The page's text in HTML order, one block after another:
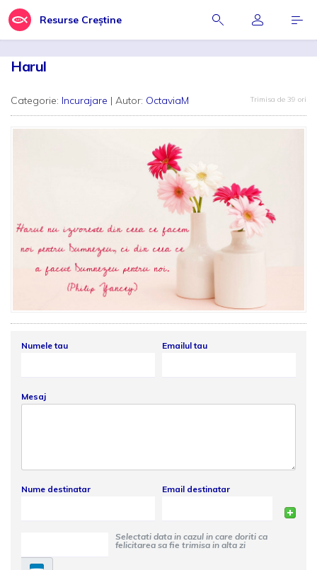
Resurse Creștine
Harul
Categorie: Incurajare | Autor: OctaviaM Trimisa de 39 ori
Numele tau Emailul tau
Mesaj
Nume destinatar Email destinatar
Selectati data in cazul in care doriti ca
felicitarea sa fie trimisa in alta zi